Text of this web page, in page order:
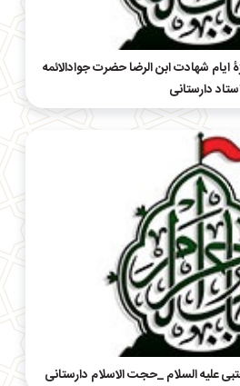
ایام شهادت ابن الرضا حضرت جوادالائمه
دارستانی
علیه السلام _حجت الاسلام دارستانی